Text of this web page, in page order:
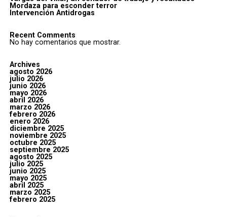
Mordaza para esconder terror
Intervención Antidrogas
Recent Comments
No hay comentarios que mostrar.
Archives
agosto 2026
julio 2026
junio 2026
mayo 2026
abril 2026
marzo 2026
febrero 2026
enero 2026
diciembre 2025
noviembre 2025
octubre 2025
septiembre 2025
agosto 2025
julio 2025
junio 2025
mayo 2025
abril 2025
marzo 2025
febrero 2025